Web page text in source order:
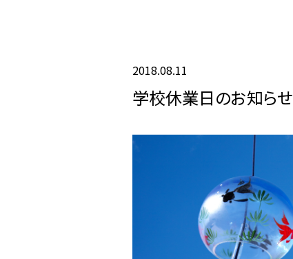
2018.08.11
学校休業日のお知らせ